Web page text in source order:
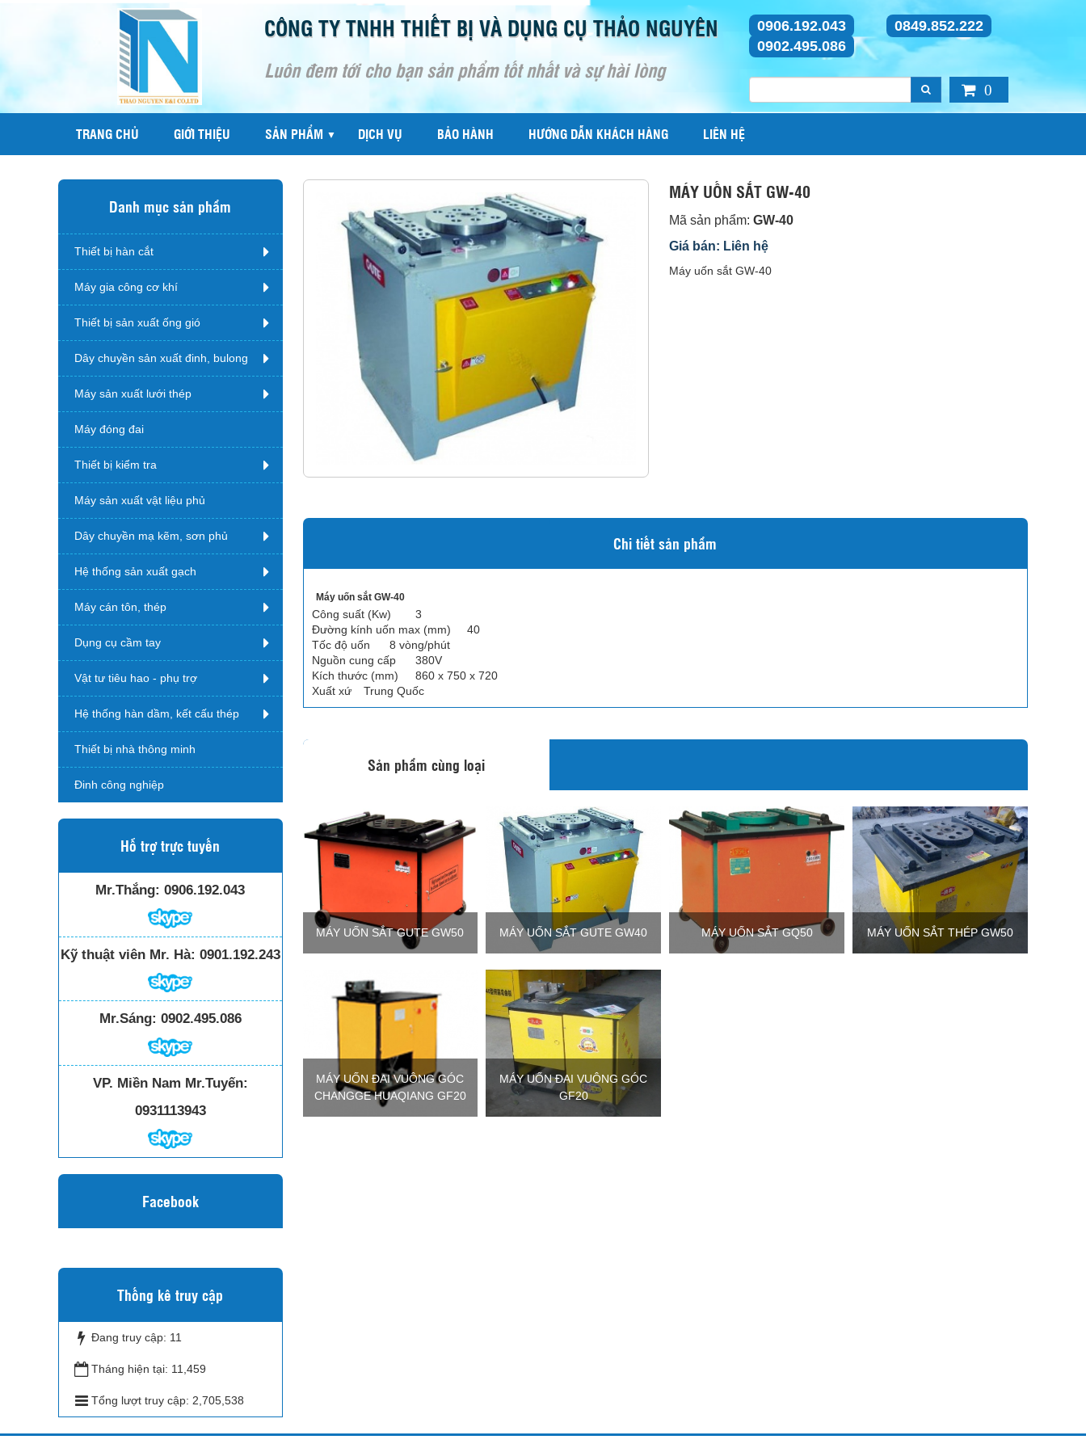
CÔNG TY TNHH THIẾT BỊ VÀ DỤNG CỤ THẢO NGUYÊN
Luôn đem tới cho bạn sản phẩm tốt nhất và sự hài lòng
0906.192.043
0849.852.222
0902.495.086
0
TRANG CHỦ GIỚI THIỆU SẢN PHẨM ▼ DỊCH VỤ BẢO HÀNH HƯỚNG DẪN KHÁCH HÀNG LIÊN HỆ
MÁY UỐN SẮT GW-40
Mã sản phẩm:GW-40
Giá bán: Liên hệ
Máy uốn sắt GW-40
Chi tiết sản phẩm
Máy uốn sắt GW-40
Công suất (Kw)
3
Đường kính uốn max (mm)
40
Tốc độ uốn
8 vòng/phút
Nguồn cung cấp
380V
Kích thước (mm)
860 x 750 x 720
Xuất xứ
Trung Quốc
Sản phẩm cùng loại
MÁY UỐN SẮT GUTE GW50 MÁY UỐN SẮT GUTE GW40 MÁY UỐN SẮT GQ50 MÁY UỐN SẮT THÉP GW50
MÁY UỐN ĐAI VUÔNG GÓC
CHANGGE HUAQIANG GF20
MÁY UỐN ĐAI VUÔNG GÓC
GF20
Danh mục sản phẩm
Thiết bị hàn cắt
Máy gia công cơ khí
Thiết bị sản xuất ống gió
Dây chuyền sản xuất đinh, bulong
Máy sản xuất lưới thép
Máy đóng đai
Thiết bị kiểm tra
Máy sản xuất vật liệu phủ
Dây chuyền mạ kẽm, sơn phủ
Hệ thống sản xuất gạch
Máy cán tôn, thép
Dụng cụ cầm tay
Vật tư tiêu hao - phụ trợ
Hệ thống hàn dầm, kết cấu thép
Thiết bị nhà thông minh
Đinh công nghiệp
Hỗ trợ trực tuyến
Mr.Thắng: 0906.192.043
Kỹ thuật viên Mr. Hà: 0901.192.243
Mr.Sáng: 0902.495.086
VP. Miền Nam Mr.Tuyến:
0931113943
Facebook
Thống kê truy cập
Đang truy cập: 11
Tháng hiện tại: 11,459
Tổng lượt truy cập: 2,705,538